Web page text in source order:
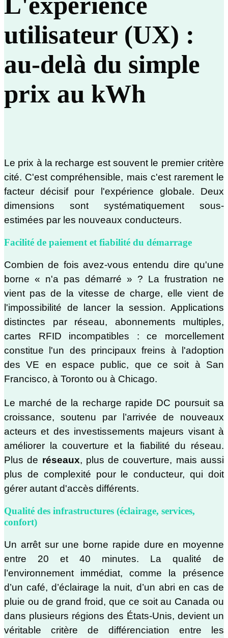
utilisateur (UX) :
au-delà du simple
prix au kWh
Le prix à la recharge est souvent le premier critère
cité. C'est compréhensible, mais c'est rarement le
facteur décisif pour l'expérience globale. Deux
dimensions sont systématiquement sous-
estimées par les nouveaux conducteurs.
Facilité de paiement et fiabilité du démarrage
Combien de fois avez-vous entendu dire qu'une
borne « n'a pas démarré » ? La frustration ne
vient pas de la vitesse de charge, elle vient de
l'impossibilité de lancer la session. Applications
distinctes par réseau, abonnements multiples,
cartes RFID incompatibles : ce morcellement
constitue l'un des principaux freins à l'adoption
des VE en espace public, que ce soit à San
Francisco, à Toronto ou à Chicago.
Le marché de la recharge rapide DC poursuit sa
croissance, soutenu par l’arrivée de nouveaux
acteurs et des investissements majeurs visant à
améliorer la couverture et la fiabilité du réseau.
Plus de réseaux, plus de couverture, mais aussi
plus de complexité pour le conducteur, qui doit
gérer autant d'accès différents.
Qualité des infrastructures (éclairage, services,
confort)
Un arrêt sur une borne rapide dure en moyenne
entre 20 et 40 minutes. La qualité de
l’environnement immédiat, comme la présence
d’un café, d’éclairage la nuit, d’un abri en cas de
pluie ou de grand froid, que ce soit au Canada ou
dans plusieurs régions des États-Unis, devient un
véritable critère de différenciation entre les